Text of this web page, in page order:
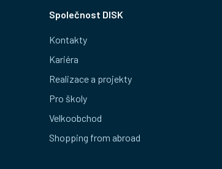
Společnost DISK
Kontakty
Kariéra
Realizace a projekty
Pro školy
Velkoobchod
Shopping from abroad